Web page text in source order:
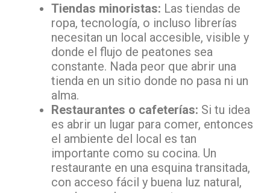
Tiendas minoristas: Las tiendas de
ropa, tecnología, o incluso librerías
necesitan un local accesible, visible y
donde el flujo de peatones sea
constante. Nada peor que abrir una
tienda en un sitio donde no pasa ni un
alma.
Restaurantes o cafeterías: Si tu idea
es abrir un lugar para comer, entonces
el ambiente del local es tan
importante como su cocina. Un
restaurante en una esquina transitada,
con acceso fácil y buena luz natural,